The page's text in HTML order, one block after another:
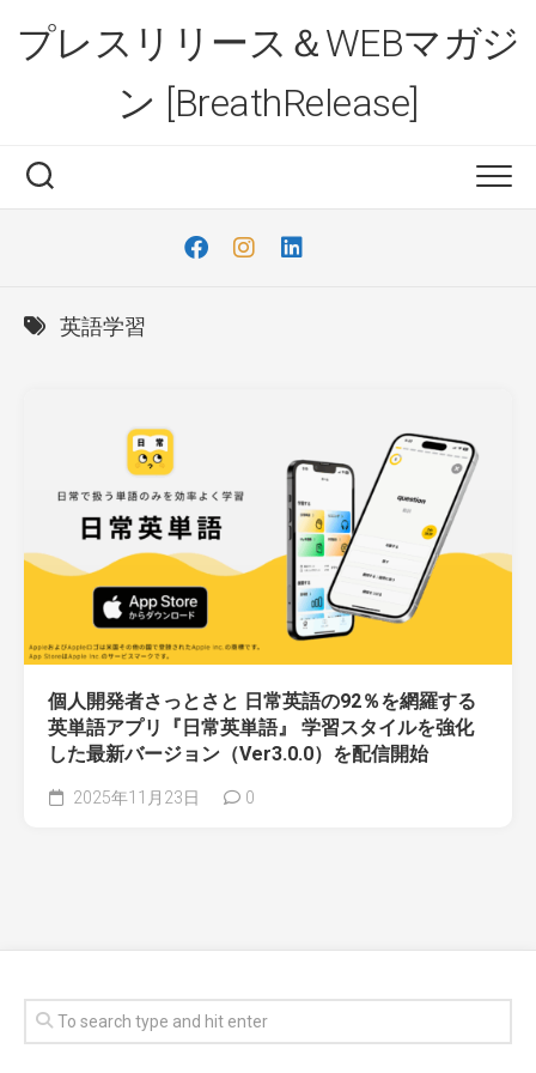
content
プレスリリース＆WEBマガジ
ン [BreathRelease]
英語学習
個人開発者さっとさと 日常英語の92％を網羅する
英単語アプリ『日常英単語』 学習スタイルを強化
した最新バージョン（Ver3.0.0）を配信開始
2025年11月23日 0